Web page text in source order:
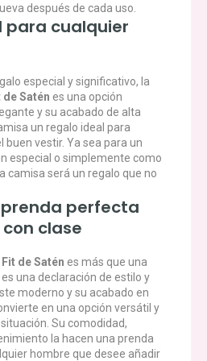
después de cada uso.
para cualquier
especial y significativo, la
Satén es una opción
y su acabado de alta
un regalo ideal para
buen vestir. Ya sea para un
especial o simplemente como
camisa será un regalo que no
prenda perfecta
clase
de Satén es más que una
una declaración de estilo y
moderno y su acabado en
en una opción versátil y
Su comodidad,
la hacen una prenda
hombre que desee añadir